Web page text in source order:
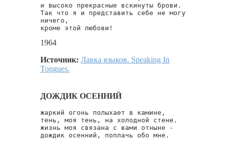
и высоко прекрасные вскинуты брови.
Так что я и представить себе не могу
ничего,
кроме этой любови!
1964
Источник: Лавка языков. Speaking In
Tongues.
ДОЖДИК ОСЕННИЙ
жаркий огонь полыхает в камине,
тень, моя тень, на холодной стене.
жизнь моя связана с вами отныне -
дождик осенний, поплачь обо мне.